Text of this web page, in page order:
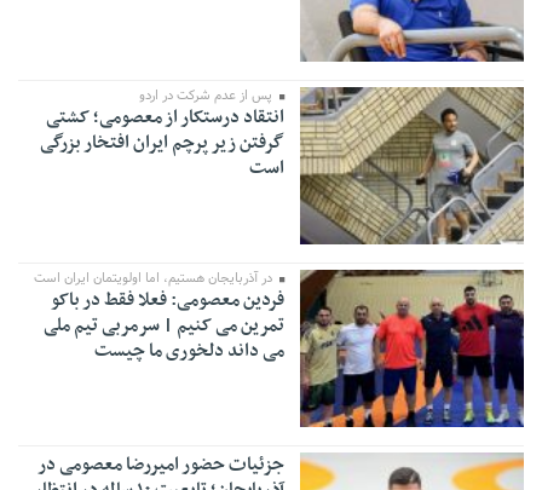
پس از عدم شرکت در اردو
انتقاد درستکار از معصومی؛ کشتی
گرفتن زیر پرچم ایران افتخار بزرگی
است
در آذربایجان هستیم، اما اولویتمان ایران است
فردین معصومی: فعلا فقط در باکو
تمرین می کنیم | سرمربی تیم ملی
می داند دلخوری ما چیست
جزئیات حضور امیررضا معصومی در